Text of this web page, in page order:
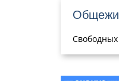
Свободных